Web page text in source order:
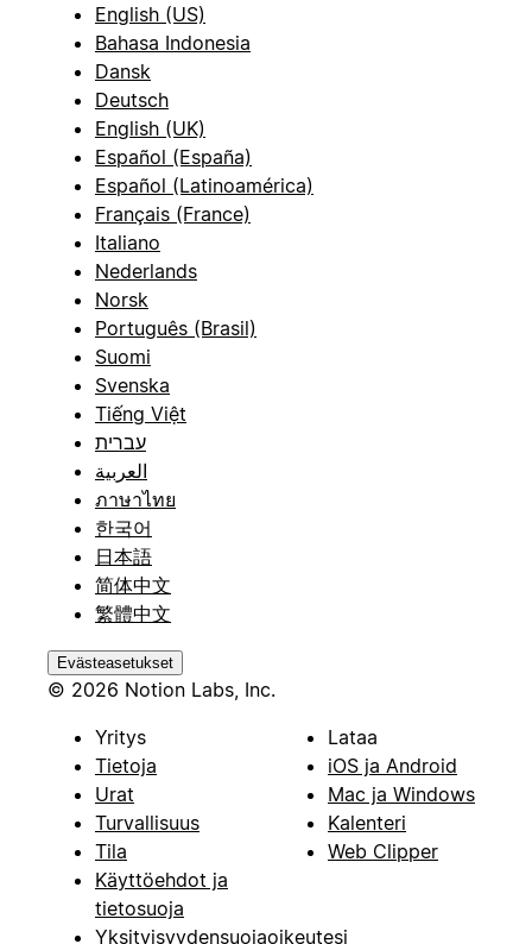
English (US)
Bahasa Indonesia
Dansk
Deutsch
English (UK)
Español (España)
Español (Latinoamérica)
Français (France)
Italiano
Nederlands
Norsk
Português (Brasil)
Suomi
Svenska
Tiếng Việt
עברית
العربية
ภาษาไทย
한국어
日本語
简体中文
繁體中文
Evästeasetukset
© 2026 Notion Labs, Inc.
Yritys
Tietoja
Urat
Turvallisuus
Tila
Käyttöehdot ja
tietosuoja
Yksityisyydensuojaoikeutesi
Lataa
iOS ja Android
Mac ja Windows
Kalenteri
Web Clipper